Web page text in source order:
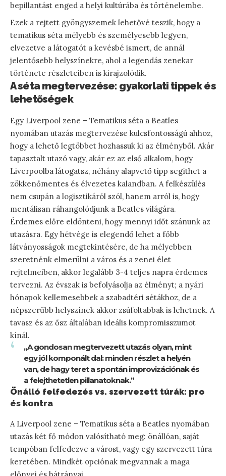
bepillantást enged a helyi kultúrába és történelembe.
Ezek a rejtett gyöngyszemek lehetővé teszik, hogy a
tematikus séta mélyebb és személyesebb legyen,
elvezetve a látogatót a kevésbé ismert, de annál
jelentősebb helyszínekre, ahol a legendás zenekar
története részleteiben is kirajzolódik.
A séta megtervezése: gyakorlati tippek és
lehetőségek
Egy Liverpool zene – Tematikus séta a Beatles
nyomában utazás megtervezése kulcsfontosságú ahhoz,
hogy a lehető legtöbbet hozhassuk ki az élményből. Akár
tapasztalt utazó vagy, akár ez az első alkalom, hogy
Liverpoolba látogatsz, néhány alapvető tipp segíthet a
zökkenőmentes és élvezetes kalandban. A felkészülés
nem csupán a logisztikáról szól, hanem arról is, hogy
mentálisan ráhangolódjunk a Beatles világára.
Érdemes előre eldönteni, hogy mennyi időt szánunk az
utazásra. Egy hétvége is elegendő lehet a főbb
látványosságok megtekintésére, de ha mélyebben
szeretnénk elmerülni a város és a zenei élet
rejtelmeiben, akkor legalább 3-4 teljes napra érdemes
tervezni. Az évszak is befolyásolja az élményt; a nyári
hónapok kellemesebbek a szabadtéri sétákhoz, de a
népszerűbb helyszínek akkor zsúfoltabbak is lehetnek. A
tavasz és az ősz általában ideális kompromisszumot
kínál.
„A gondosan megtervezett utazás olyan, mint
egy jól komponált dal: minden részlet a helyén
van, de hagy teret a spontán improvizációnak és
a felejthetetlen pillanatoknak.”
Önálló felfedezés vs. szervezett túrák: pro
és kontra
A Liverpool zene – Tematikus séta a Beatles nyomában
utazás két fő módon valósítható meg: önállóan, saját
tempóban felfedezve a várost, vagy egy szervezett túra
keretében. Mindkét opciónak megvannak a maga